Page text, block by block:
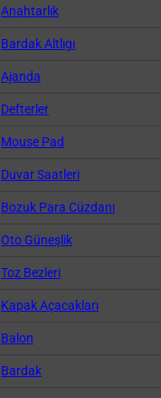
Anahtarlık
Bardak Altlıgı
Ajanda
Defterler
Mouse Pad
Duvar Saatleri
Bozuk Para Cüzdanı
Oto Güneşlik
Toz Bezleri
Kapak Açacakları
Balon
Bardak